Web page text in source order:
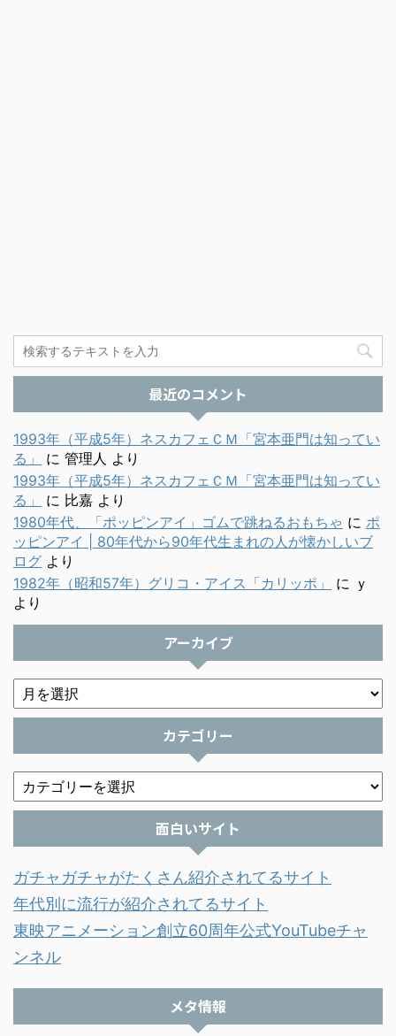
最近のコメント
1993年（平成5年）ネスカフェＣＭ「宮本亜門は知ってい
る」
に 管理人 より
1993年（平成5年）ネスカフェＣＭ「宮本亜門は知ってい
る」
に 比嘉 より
1980年代、「ポッピンアイ」ゴムで跳ねるおもちゃ に ポ
ッピンアイ | 80年代から90年代生まれの人が懐かしいブ
ログ より
1982年（昭和57年）グリコ・アイス「カリッポ」
に ｙ
より
アーカイブ
カテゴリー
面白いサイト
ガチャガチャがたくさん紹介されてるサイト
年代別に流行が紹介されてるサイト
東映アニメーション創立60周年公式YouTubeチャ
ンネル
メタ情報